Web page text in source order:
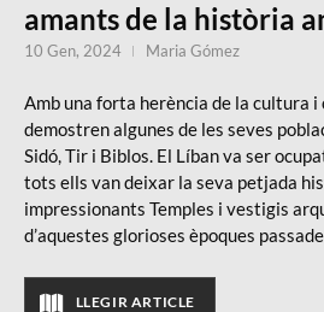
amants de la història
Amb una forta herència de la cultura
demostren algunes de les seves
Sidó, Tir i Biblos. El Líban va ser
tots ells van deixar la seva petjada
impressionants Temples i vestigis
d’aquestes glorioses èpoques
LLEGIR ARTICLE
10 Gen, 2024 Maria Gómez